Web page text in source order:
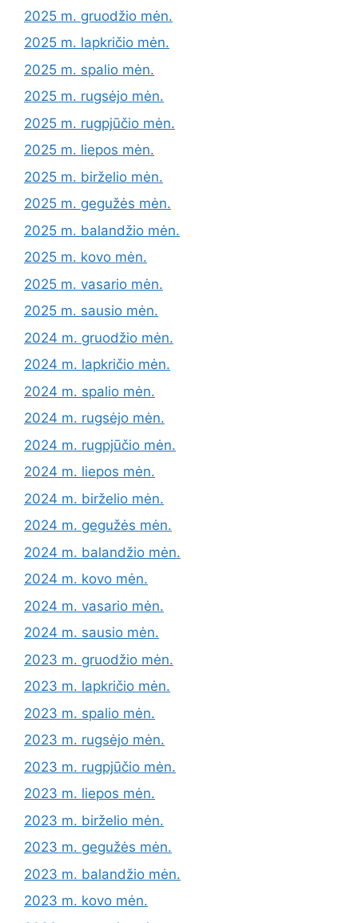
2025 m. gruodžio mėn.
2025 m. lapkričio mėn.
2025 m. spalio mėn.
2025 m. rugsėjo mėn.
2025 m. rugpjūčio mėn.
2025 m. liepos mėn.
2025 m. birželio mėn.
2025 m. gegužės mėn.
2025 m. balandžio mėn.
2025 m. kovo mėn.
2025 m. vasario mėn.
2025 m. sausio mėn.
2024 m. gruodžio mėn.
2024 m. lapkričio mėn.
2024 m. spalio mėn.
2024 m. rugsėjo mėn.
2024 m. rugpjūčio mėn.
2024 m. liepos mėn.
2024 m. birželio mėn.
2024 m. gegužės mėn.
2024 m. balandžio mėn.
2024 m. kovo mėn.
2024 m. vasario mėn.
2024 m. sausio mėn.
2023 m. gruodžio mėn.
2023 m. lapkričio mėn.
2023 m. spalio mėn.
2023 m. rugsėjo mėn.
2023 m. rugpjūčio mėn.
2023 m. liepos mėn.
2023 m. birželio mėn.
2023 m. gegužės mėn.
2023 m. balandžio mėn.
2023 m. kovo mėn.